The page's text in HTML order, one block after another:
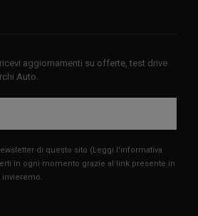
aggiornamenti su offerte, test drive
Auto.
di questo sito (Leggi l'informativa
in ogni momento grazie al link presente in
invieremo.